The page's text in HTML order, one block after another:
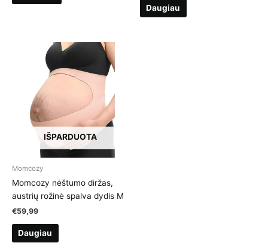
Daugiau
IŠPARDUOTA
Momcozy
Momcozy nėštumo diržas,
austrių rožinė spalva dydis M
€59,99
Daugiau